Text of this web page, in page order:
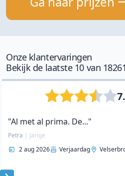
Onze klantervaringen
Bekijk de laatste 10 van
"Al met al prima. De..."
Petra | Jarige
2 aug 2026
Verjaardag